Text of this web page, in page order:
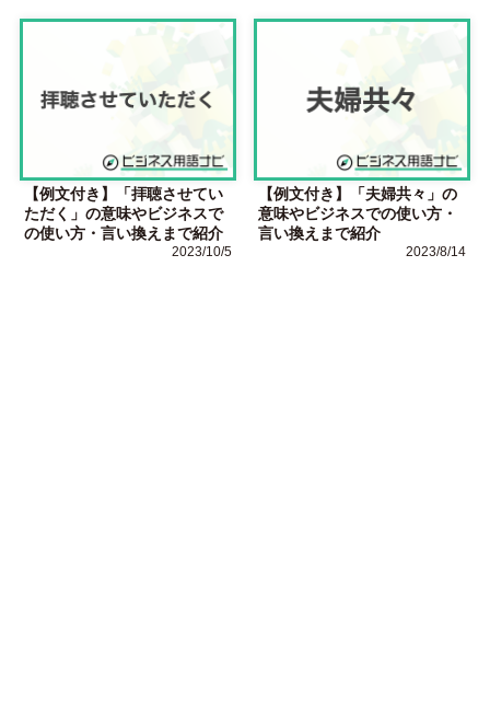
【例文付き】「拝聴させてい
ただく」の意味やビジネスで
の使い方・言い換えまで紹介
2023/10/5
【例文付き】「夫婦共々」の
意味やビジネスでの使い方・
言い換えまで紹介
2023/8/14